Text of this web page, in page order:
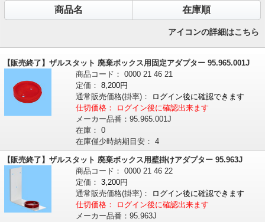
商品名
在庫順
アイコンの詳細はこちら
【販売終了】ザルスタット 廃棄ボックス用固定アダプター 95.965.001J
商品コード： 0000 21 46 21
定価： 8,200円
通常販売価格(掛率)：
ログイン後に確認できます
仕切価格：
ログイン後に確認出来ます
メーカー品番： 95.965.001J
在庫： 0
在庫僅少時納期目安： 4
【販売終了】ザルスタット 廃棄ボックス用壁掛けアダプター 95.963J
商品コード： 0000 21 46 22
定価： 3,200円
通常販売価格(掛率)：
ログイン後に確認できます
仕切価格：
ログイン後に確認出来ます
メーカー品番： 95.963J